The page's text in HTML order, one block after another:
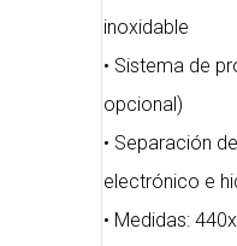
inoxidable
• Sistema de
opcional)
• Separación
electrónico e
• Medidas: